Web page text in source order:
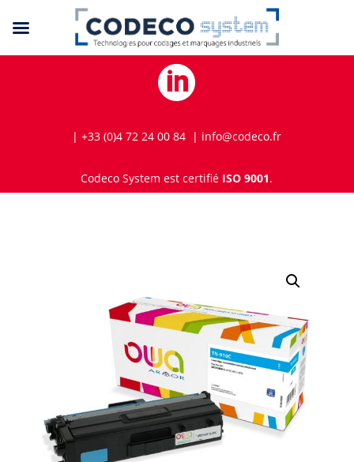

| +33 (0)4 72 24 00 84 | info@codeco.fr
Codeco System est certifié ISO 9001.